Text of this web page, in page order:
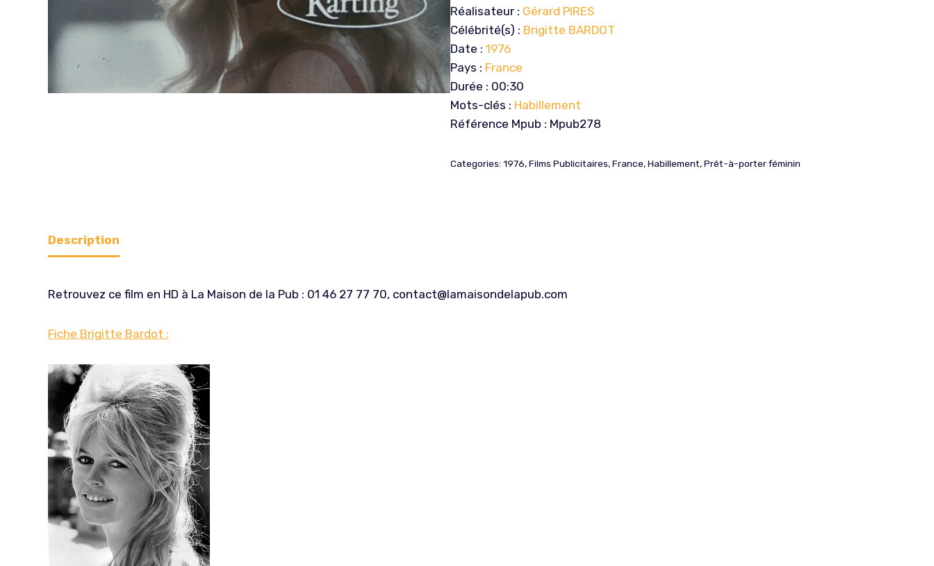
Réalisateur : Gérard PIRES
Célébrité(s) : Brigitte BARDOT
Date : 1976
Pays : France
Durée : 00:30
Mots-clés : Habillement
Référence Mpub : Mpub278
Categories: 1976,Films Publicitaires,France,Habillement,Prêt-à-porter féminin
Description
Retrouvez ce film en HD à La Maison de la Pub : 01 46 27 77 70, contact@lamaisondelapub.com
Fiche Brigitte Bardot :